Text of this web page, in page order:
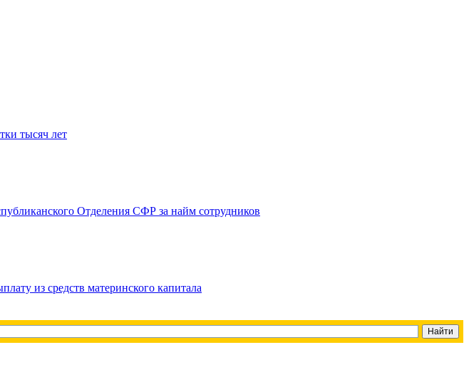
тысяч лет
Отделения СФР за найм сотрудников
из средств материнского капитала